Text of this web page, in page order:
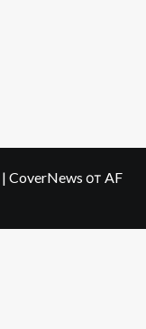
| CoverNews от AF